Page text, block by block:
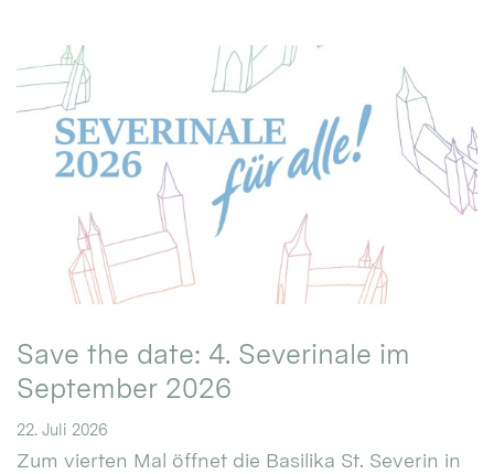
Save the date: 4. Severinale im
September 2026
22. Juli 2026
Zum vierten Mal öffnet die Basilika St. Severin in